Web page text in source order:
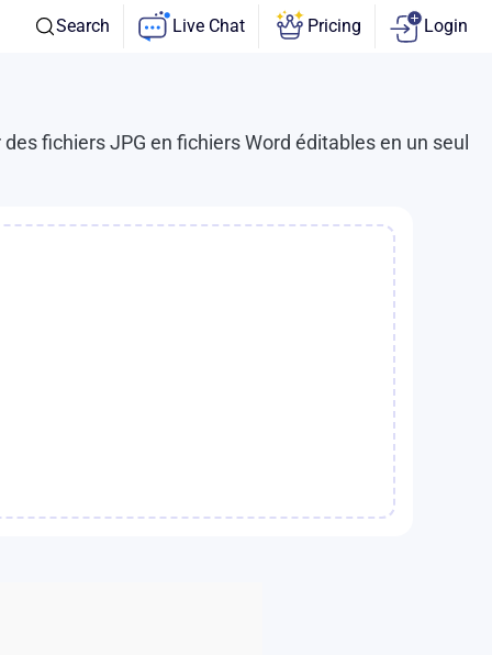
Search Live Chat Pricing Login
fichiers JPG en fichiers Word éditables en un seul